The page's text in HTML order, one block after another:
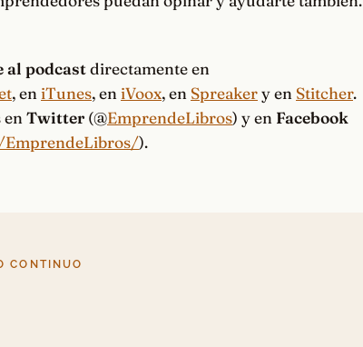
al podcastdirectamente en
, eniTunes, eniVoox, en Spreakery en Stitcher.
enTwitter (@EmprendeLibros) y en Facebook
).
CONTINUO